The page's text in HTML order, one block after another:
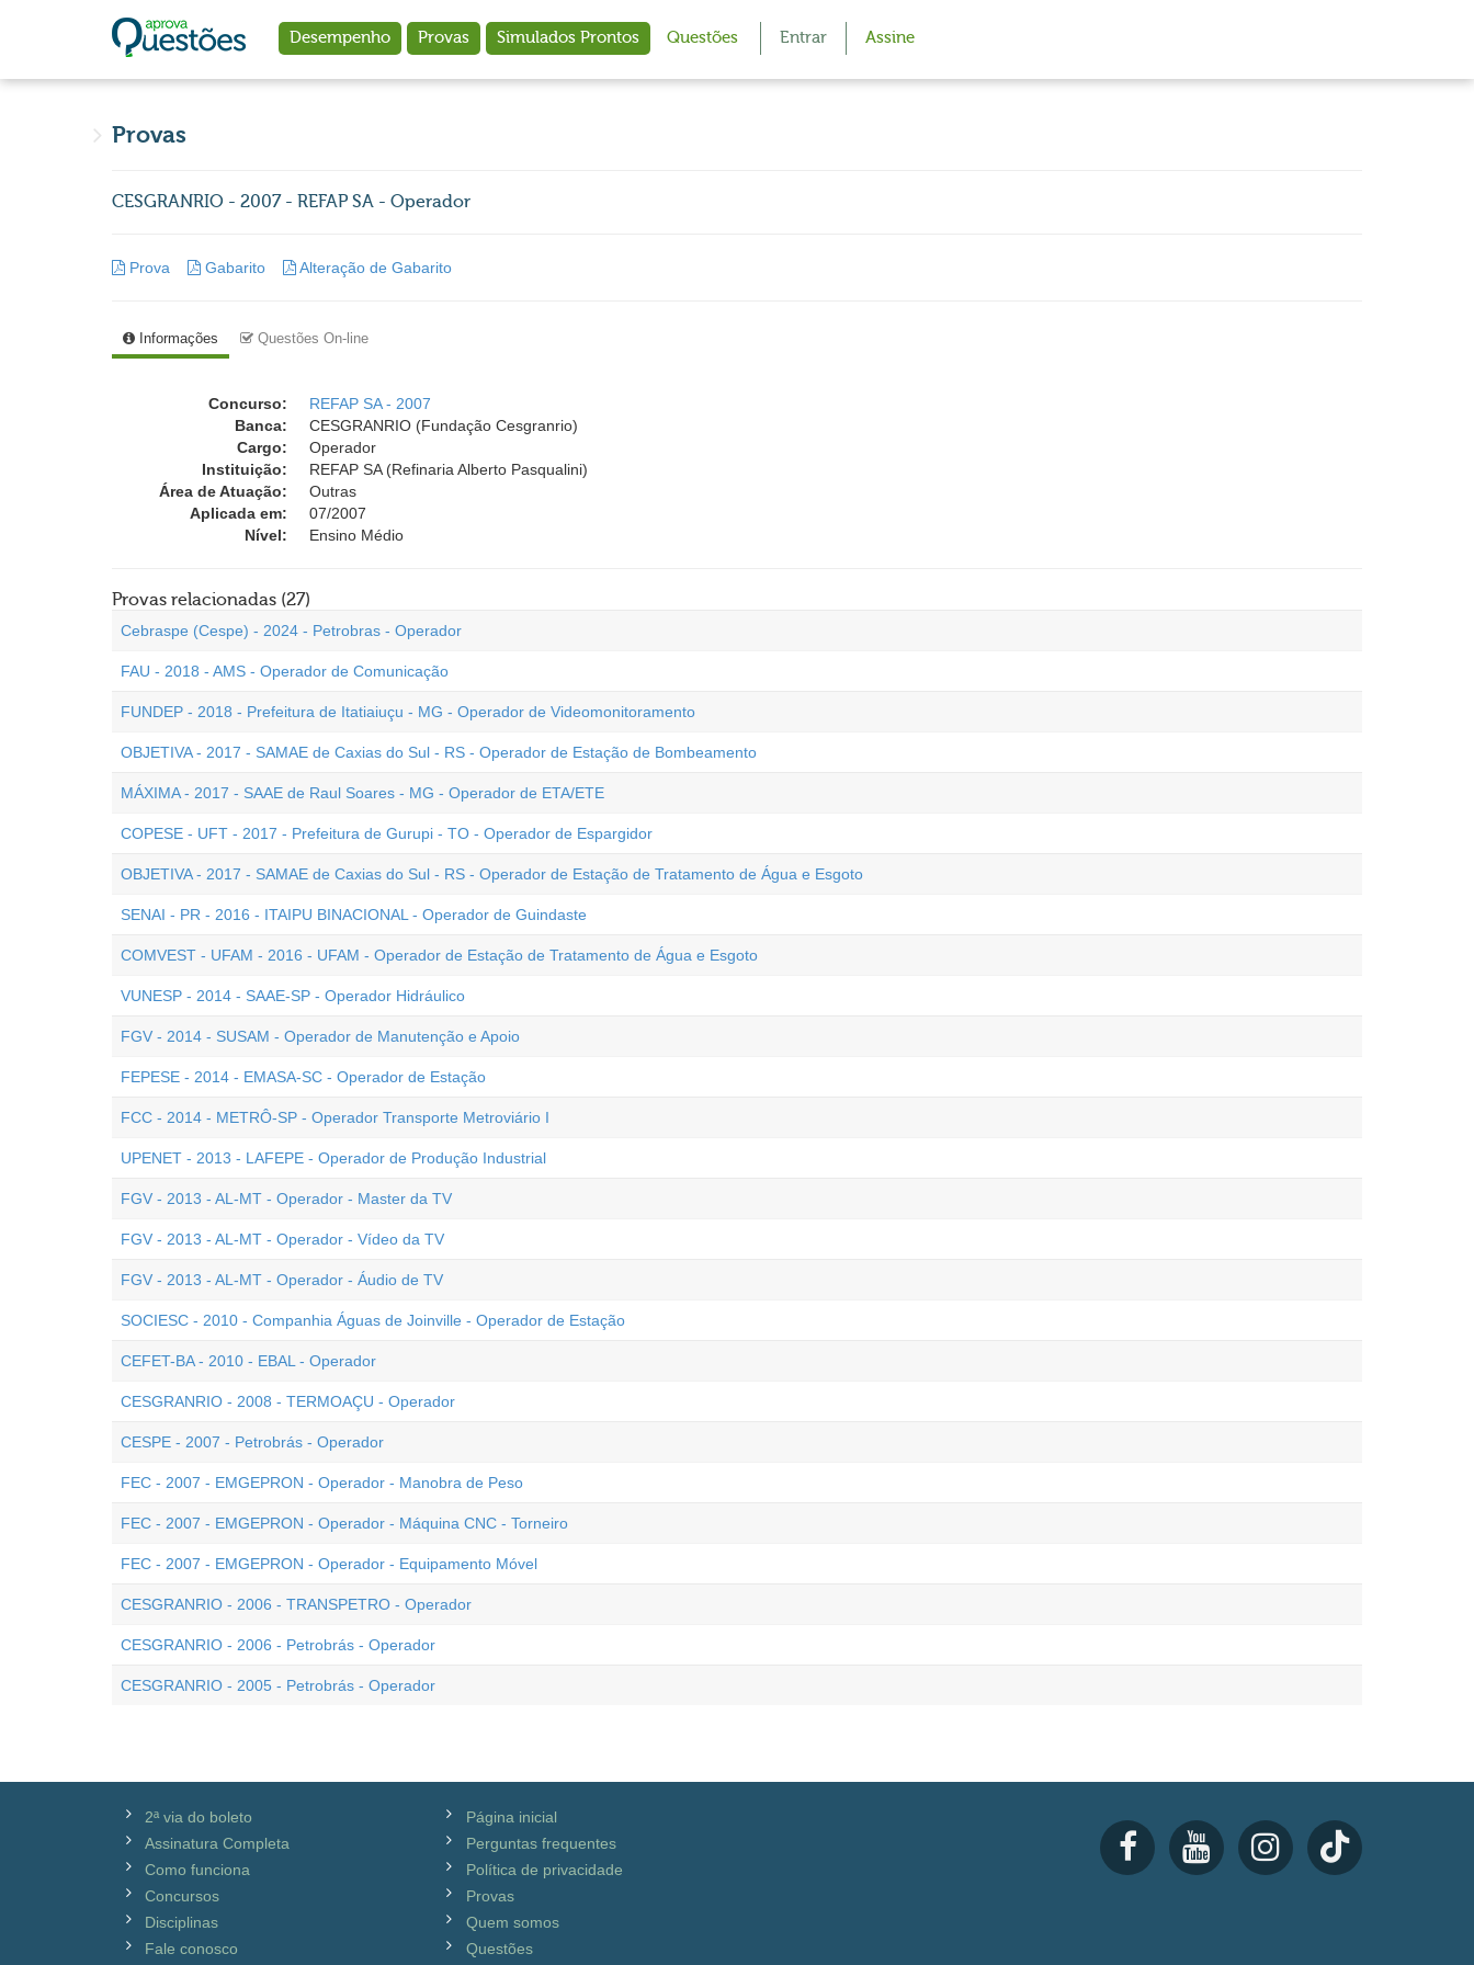
Desempenho Provas Simulados Prontos Questões Entrar Assine
Provas
CESGRANRIO - 2007 - REFAP SA - Operador
Prova Gabarito Alteração de Gabarito
Informações Questões On-line
Concurso:
REFAP SA - 2007
Banca:
CESGRANRIO (Fundação Cesgranrio)
Cargo:
Operador
Instituição:
REFAP SA (Refinaria Alberto Pasqualini)
Área de Atuação:
Outras
Aplicada em:
07/2007
Nível:
Ensino Médio
Provas relacionadas (27)
Cebraspe (Cespe) - 2024 - Petrobras - Operador
FAU - 2018 - AMS - Operador de Comunicação
FUNDEP - 2018 - Prefeitura de Itatiaiuçu - MG - Operador de Videomonitoramento
OBJETIVA - 2017 - SAMAE de Caxias do Sul - RS - Operador de Estação de Bombeamento
MÁXIMA - 2017 - SAAE de Raul Soares - MG - Operador de ETA/ETE
COPESE - UFT - 2017 - Prefeitura de Gurupi - TO - Operador de Espargidor
OBJETIVA - 2017 - SAMAE de Caxias do Sul - RS - Operador de Estação de Tratamento de Água e Esgoto
SENAI - PR - 2016 - ITAIPU BINACIONAL - Operador de Guindaste
COMVEST - UFAM - 2016 - UFAM - Operador de Estação de Tratamento de Água e Esgoto
VUNESP - 2014 - SAAE-SP - Operador Hidráulico
FGV - 2014 - SUSAM - Operador de Manutenção e Apoio
FEPESE - 2014 - EMASA-SC - Operador de Estação
FCC - 2014 - METRÔ-SP - Operador Transporte Metroviário I
UPENET - 2013 - LAFEPE - Operador de Produção Industrial
FGV - 2013 - AL-MT - Operador - Master da TV
FGV - 2013 - AL-MT - Operador - Vídeo da TV
FGV - 2013 - AL-MT - Operador - Áudio de TV
SOCIESC - 2010 - Companhia Águas de Joinville - Operador de Estação
CEFET-BA - 2010 - EBAL - Operador
CESGRANRIO - 2008 - TERMOAÇU - Operador
CESPE - 2007 - Petrobrás - Operador
FEC - 2007 - EMGEPRON - Operador - Manobra de Peso
FEC - 2007 - EMGEPRON - Operador - Máquina CNC - Torneiro
FEC - 2007 - EMGEPRON - Operador - Equipamento Móvel
CESGRANRIO - 2006 - TRANSPETRO - Operador
CESGRANRIO - 2006 - Petrobrás - Operador
CESGRANRIO - 2005 - Petrobrás - Operador
2ª via do boleto
Assinatura Completa
Como funciona
Concursos
Disciplinas
Fale conosco
Página inicial
Perguntas frequentes
Política de privacidade
Provas
Quem somos
Questões